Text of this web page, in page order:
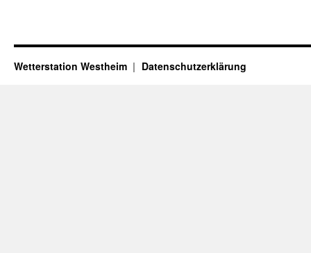
Wetterstation Westheim Datenschutzerklärung